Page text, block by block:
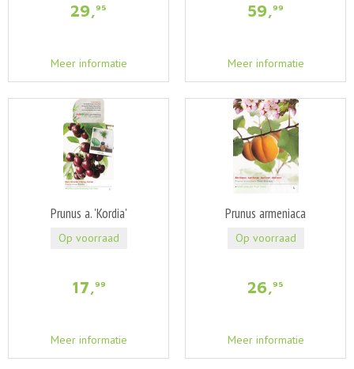
29,95
Meer informatie
59,99
Meer informatie
Prunus a. 'Kordia'
17,99
Meer informatie
Op voorraad
Prunus armeniaca
26,95
Meer informatie
Op voorraad